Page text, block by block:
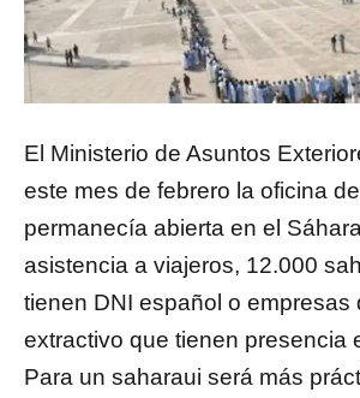
El Ministerio de Asuntos
este mes de febrero la oficina
permanecía abierta en el
asistencia a viajeros, 12.000
tienen DNI español o empresas
extractivo que tienen presencia
Para un saharaui será más